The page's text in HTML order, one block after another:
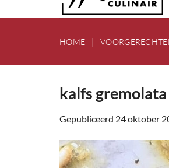
HOME
kalfs gremolata
Gepubliceerd 24 oktober